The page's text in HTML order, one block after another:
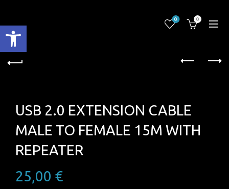
Ανοίξτε τη γραμμή εργαλείων
0 0
USB 2.0 EXTENSION CABLE
MALE TO FEMALE 15M WITH
REPEATER
25,00 €